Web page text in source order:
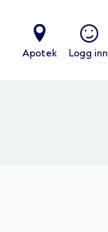
Apotek Logg inn